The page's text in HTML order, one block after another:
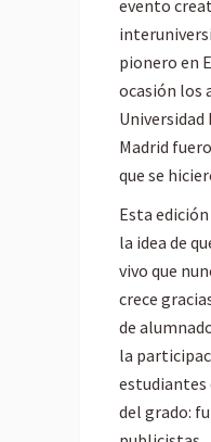
evento
pionero en
ocasión los
Universidad
Madrid
que se
Esta
la idea de
vivo que
crece
de
la
estudiantes
del grado: